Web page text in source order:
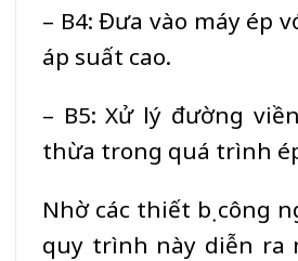
– B4: Đưa vào máy ép
áp suất cao.
– B5: Xử lý đường
thừa trong quá trình
Nhờ các thiết bị công
quy trình này diễn ra